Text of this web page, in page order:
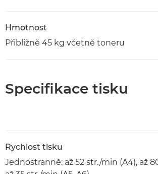
Hmotnost
Přibližně 45 kg včetně toneru
Specifikace tisku
Rychlost tisku
Jednostranně: až 52 str./min (A4), až